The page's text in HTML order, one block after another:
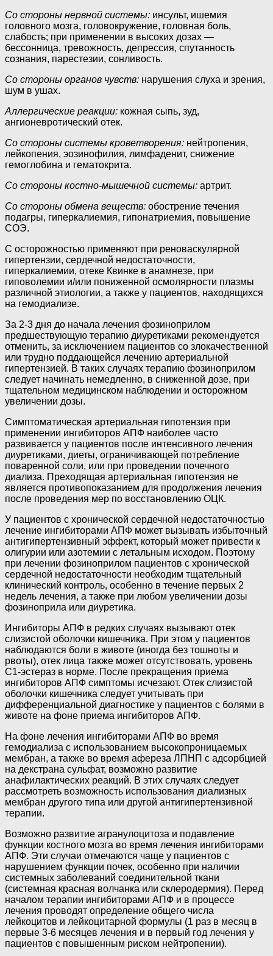
Со стороны нервной системы: инсульт, ишемия
головного мозга, головокружение, головная боль,
слабость; при применении в высоких дозах —
бессонница, тревожность, депрессия, спутанность
сознания, парестезии, сонливость.
Со стороны органов чувств: нарушения слуха и зрения,
шум в ушах.
Аллергические реакции: кожная сыпь, зуд,
ангионевротический отек.
Со стороны системы кроветворения: нейтропения,
лейкопения, эозинофилия, лимфаденит, снижение
гемоглобина и гематокрита.
Со стороны костно-мышечной системы: артрит.
Со стороны обмена веществ: обострение течения
подагры, гиперкалиемия, гипонатриемия, повышение
СОЭ.
С осторожностью применяют при реноваскулярной
гипертензии, сердечной недостаточности,
гиперкалиемии, отеке Квинке в анамнезе, при
гиповолемии и/или пониженной осмолярности плазмы
различной этиологии, а также у пациентов, находящихся
на гемодиализе.
За 2-3 дня до начала лечения фозиноприлом
предшествующую терапию диуретиками рекомендуется
отменить, за исключением пациентов со злокачественной
или трудно поддающейся лечению артериальной
гипертензией. В таких случаях терапию фозиноприлом
следует начинать немедленно, в сниженной дозе, при
тщательном медицинском наблюдении и осторожном
увеличении дозы.
Симптоматическая артериальная гипотензия при
применении ингибиторов АПФ наиболее часто
развивается у пациентов после интенсивного лечения
диуретиками, диеты, ограничивающей потребление
поваренной соли, или при проведении почечного
диализа. Преходящая артериальная гипотензия не
является противопоказанием для продолжения лечения
после проведения мер по восстановлению ОЦК.
У пациентов с хронической сердечной недостаточностью
лечение ингибиторами АПФ может вызывать избыточный
антигипертензивный эффект, который может привести к
олигурии или азотемии с летальным исходом. Поэтому
при лечении фозиноприлом пациентов с хронической
сердечной недостаточности необходим тщательный
клинический контроль, особенно в течение первых 2
недель лечения, а также при любом увеличении дозы
фозиноприла или диуретика.
Ингибиторы АПФ в редких случаях вызывают отек
слизистой оболочки кишечника. При этом у пациентов
наблюдаются боли в животе (иногда без тошноты и
рвоты), отек лица также может отсутствовать, уровень
С1-эстераз в норме. После прекращения приема
ингибиторов АПФ симптомы исчезают. Отек слизистой
оболочки кишечника следует учитывать при
дифференциальной диагностике у пациентов с болями в
животе на фоне приема ингибиторов АПФ.
На фоне лечения ингибиторами АПФ во время
гемодиализа с использованием высокопроницаемых
мембран, а также во время афереза ЛПНП с адсорбцией
на декстрана сульфат, возможно развитие
анафилактических реакций. В этих случаях следует
рассмотреть возможность использования диализных
мембран другого типа или другой антигипертензивной
терапии.
Возможно развитие агранулоцитоза и подавление
функции костного мозга во время лечения ингибиторами
АПФ. Эти случаи отмечаются чаще у пациентов с
нарушением функции почек, особенно при наличии
системных заболеваний соединительной ткани
(системная красная волчанка или склеродермия). Перед
началом терапии ингибиторами АПФ и в процессе
лечения проводят определение общего числа
лейкоцитов и лейкоцитарной формулы (1 раз в месяц в
первые 3-6 месяцев лечения и в первый год лечения у
пациентов с повышенным риском нейтропении).